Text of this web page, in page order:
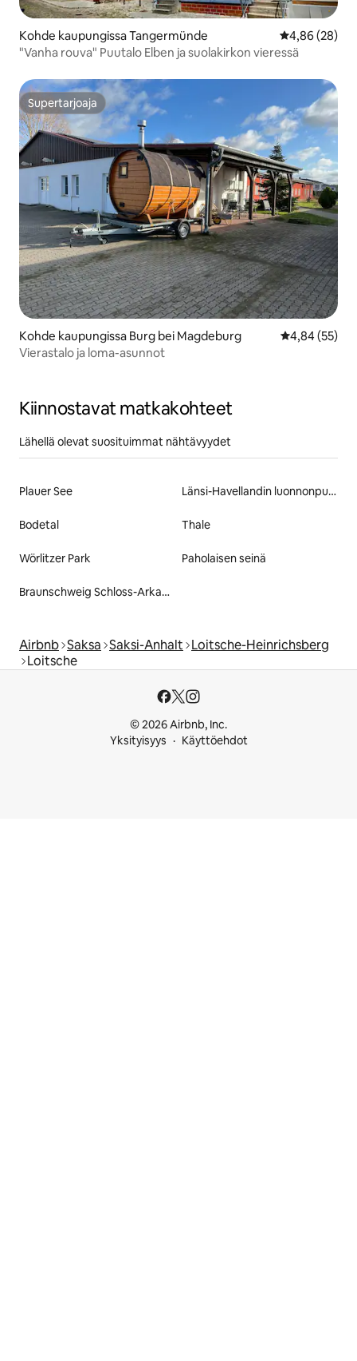
Kohde kaupungissa Tangermünde
4,86 (28)
"Vanha rouva" Puutalo Elben ja suolakirkon vieressä
Supertarjoaja
Supertarjoaja
Kohde kaupungissa Burg bei Magdeburg
4,84 (55)
Vierastalo ja loma-asunnot
Kiinnostavat matkakohteet
Lähellä olevat suosituimmat nähtävyydet
Plauer See Länsi-Havellandin luonnonpuisto
Bodetal Thale
Wörlitzer Park Paholaisen seinä
Braunschweig Schloss-Arkaden
Airbnb Saksa Saksi-Anhalt Loitsche-Heinrichsberg
Loitsche
© 2026 Airbnb, Inc.
Yksityisyys
Käyttöehdot